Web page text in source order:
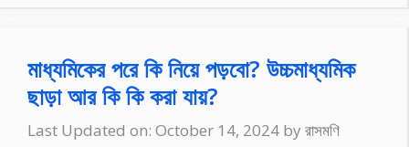
মাধ্যমিকের পরে কি নিয়ে পড়বো? উচ্চমাধ্যমিক
ছাড়া আর কি কি করা যায়?
Last Updated on: October 14, 2024 by রাসমণি